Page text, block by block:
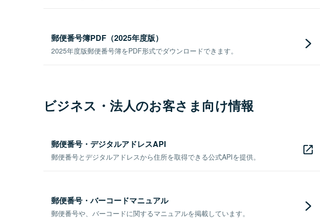
郵便番号簿PDF（2025年度版）
2025年度版郵便番号簿をPDF形式でダウンロードできます。
ビジネス・法人のお客さま向け情報
郵便番号・デジタルアドレスAPI
郵便番号とデジタルアドレスから住所を取得できる公式APIを提供。
郵便番号・バーコードマニュアル
郵便番号や、バーコードに関するマニュアルを掲載しています。